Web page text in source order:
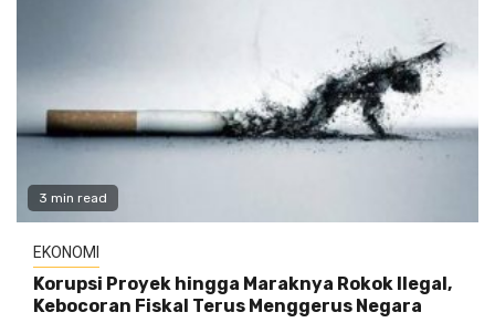
3 min read
EKONOMI
Korupsi Proyek hingga Maraknya Rokok Ilegal,
Kebocoran Fiskal Terus Menggerus Negara